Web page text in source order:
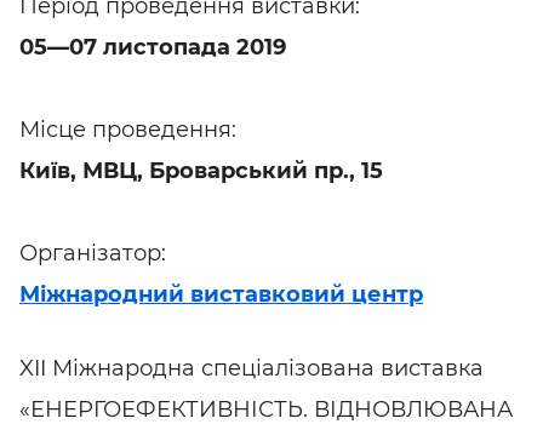
Період проведення виставки:
05—07 листопада 2019
Місце проведення:
Київ, МВЦ, Броварський пр., 15
Організатор:
Міжнародний виставковий центр
XII Міжнародна спеціалізована виставка
«ЕНЕРГОЕФЕКТИВНІСТЬ. ВІДНОВЛЮВАНА